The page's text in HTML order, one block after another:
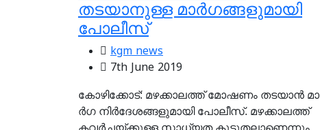
തടയാനുള്ള മാര്‍ഗങ്ങളുമായി
പോലീസ്‌
kgm news
7th June 2019
കോ​ഴി​ക്കോ​ട്: മ​ഴ​ക്കാ​ല​ത്ത് മോ​ഷ​ണം ത​ട​യാ​ന്‍ മാ​
ര്‍​ഗ നി​ര്‍​ദേ​ശ​ങ്ങ​ളു​മാ​യി​ പോ​ലീ​സ്. മ​ഴ​ക്കാ​ല​ത്ത്
ക​വ​ര്‍​ച്ച​യ്ക്കു​ള്ള സാ​ധ്യ​ത കൂ​ടു​ത​ലാ​ണെ​ന്നും